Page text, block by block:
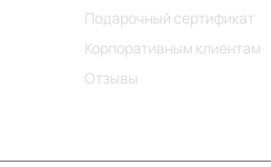
Подарочный сертификат
Корпоративным клиентам
Отзывы